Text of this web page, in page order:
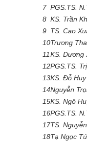
7 PGS.TS.
8 KS. Trần
9 TS. Cao
10Trương
11KS. Dương
12PGS.TS.
13KS. Đỗ
14Nguyễn
15KS. Ngô
16PGS.TS.
17TS.
18Tạ Ngọc Tú